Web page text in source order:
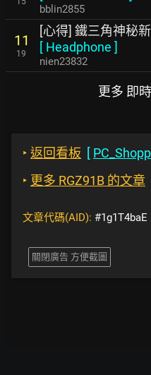
bblin2855
11
19
[心得] 鐵三角神秘
[ Headphone ]
nien23832
更多 即
‣ 返回看板 [
‣ 更多 RGZ91B 的文章
文章代碼(AID): #1g1T4baE
關閉廣告 方便截圖